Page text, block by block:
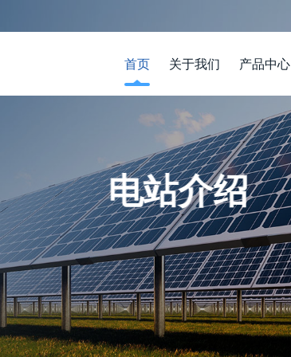
首页 关于我们 产品中心
电站介绍